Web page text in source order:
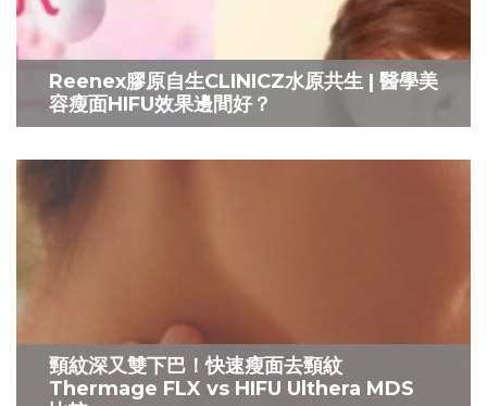
Reenex膠原自生CLINICZ水原共生 | 醫學美
容瘦面HIFU效果邊間好？
頸紋深又雙下巴！快速瘦面去頸紋
Thermage FLX vs HIFU Ulthera MDS